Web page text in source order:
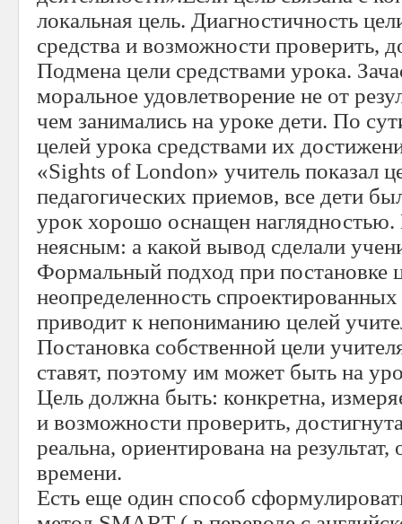
локальная цель. Диагностичность
средства и возможности проверить,
Подмена цели средствами урока.
моральное удовлетворение не от
чем занимались на уроке дети. По
целей урока средствами их
«Sights of London» учитель показал
педагогических приемов, все дети
урок хорошо оснащен наглядностью.
неясным: а какой вывод сделали
Формальный подход при постановке
неопределенность
приводит к непониманию целей
Постановка собственной цели
ставят, поэтому им может быть на
Цель должна быть: конкретна,
и возможности проверить,
реальна, ориентирована на
времени.
Есть еще один способ